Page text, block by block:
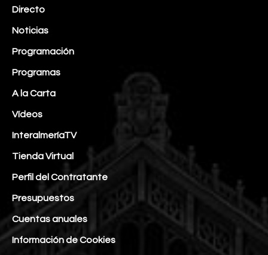
Directo
Noticias
Programación
Programas
A la Carta
Vídeos
InteralmeríaTV
Tienda Virtual
Perfil del Contratante
Presupuestos
Cuentas anuales
Información de Cookies